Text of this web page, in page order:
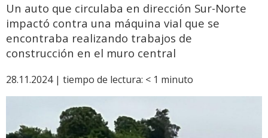
Un auto que circulaba en dirección Sur-Norte
impactó contra una máquina vial que se
encontraba realizando trabajos de
construcción en el muro central
28.11.2024 | tiempo de lectura: < 1 minuto